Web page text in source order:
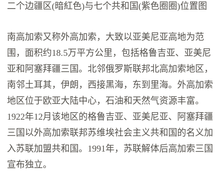
二个边疆区(暗紅色)与七个共和国(紫色圈圈)位置图
南高加索又称外高加索，大致以亚美尼亚高地为范
围，面积约18.5万平方公里，包括格鲁吉亚、亚美尼
亚和阿塞拜疆三国。北邻俄罗斯联邦北高加索地区，
南邻土耳其，伊朗，西接黑海，东到里海。外高加索
地区位于欧亚大陆中心，石油和天然气资源丰富。
1922年12月该地区的格鲁吉亚、亚美尼亚、阿塞拜疆
三国以外高加索联邦苏维埃社会主义共和国的名义加
入苏联加盟共和国。1991年，苏联解体后高加索三国
宣布独立。